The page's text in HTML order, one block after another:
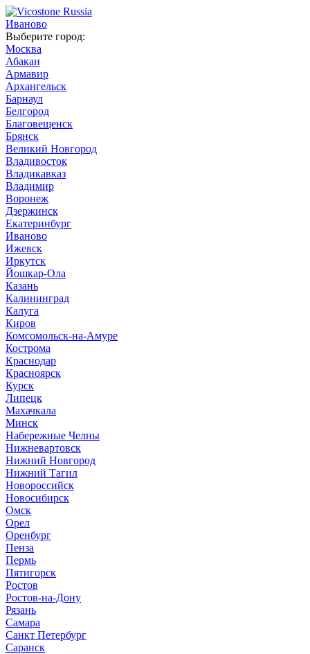
Иваново
Выберите город:
Москва
Абакан
Армавир
Архангельск
Барнаул
Белгород
Благовещенск
Брянск
Великий Новгород
Владивосток
Владикавказ
Владимир
Воронеж
Дзержинск
Екатеринбург
Иваново
Ижевск
Иркутск
Йошкар-Ола
Казань
Калининград
Калуга
Киров
Комсомольск-на-Амуре
Кострома
Краснодар
Красноярск
Курск
Липецк
Махачкала
Минск
Набережные Челны
Нижневартовск
Нижний Новгород
Нижний Тагил
Новороссийск
Новосибирск
Омск
Орел
Оренбург
Пенза
Пермь
Пятигорск
Ростов
Ростов-на-Дону
Рязань
Самара
Санкт Петербург
Саранск